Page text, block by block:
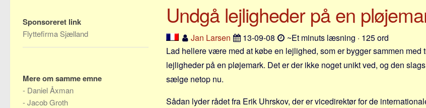
Undgå lejligheder på en
Jan Larsen 13-09-08
~Et minuts læsning · 125 ord
Lad hellere være med at købe en lejlighed, som er bygger sammen med
lejligheder på en pløjemark. Det er der ikke noget unikt ved, og den
sælge netop nu.
Sådan lyder rådet fra Erik Uhrskov, der er vicedirektør for de
Sponsoreret link
Flyttefirma Sjælland
Mere om samme emne
- Daniel Åxman
-Jacob Groth